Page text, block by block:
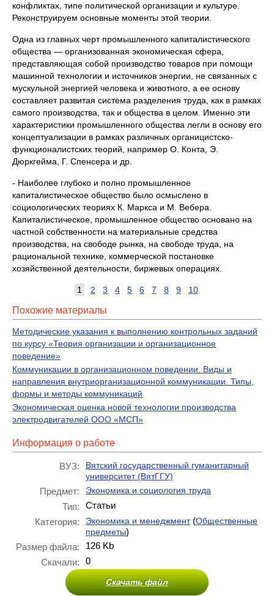
конфликтах, типе политической организации и культуре.
Реконструируем основные моменты этой теории.
Одна из главных черт промышленного капиталистического
общества — организованная экономическая сфера,
представляющая собой производство товаров при помощи
машинной технологии и источников энергии, не связанных с
мускульной энергией человека и животного, а ее основу
составляет развитая система разделения труда, как в рамках
самого производства, так и общества в целом. Именно эти
характеристики промышленного общества легли в основу его
концептуализации в рамках различных органицистско-
функционалистских теорий, например О. Конта, Э.
Дюркгейма, Г. Спенсера и др.
- Наиболее глубоко и полно промышленное
капиталистическое общество было осмыслено в
социологических теориях К. Маркса и М. Вебера.
Капиталистическое, промышленное общество основано на
частной собственности на материальные средства
производства, на свободе рынка, на свободе труда, на
рациональной технике, коммерческой постановке
хозяйственной деятельности, биржевых операциях.
1 2 3 4 5 6 7 8 9 10
Похожие материалы
Методические указания к выполнению контрольных заданий
по курсу «Теория организации и организационное
поведение»
Коммуникации в организационном поведении. Виды и
направления внутриорганизационной коммуникации. Типы,
формы и методы коммуникаций
Экономическая оценка новой технологии производства
электродвигателей ООО «МСП»
Информация о работе
ВУЗ:
Вятский государственный гуманитарный
университет (ВятГГУ)
Предмет: Экономика и социология труда
Тип:
Статьи
Категория:
Экономика и менеджмент(Общественные
предметы)
Размер файла:
126 Kb
Скачали:
0
Скачать файл